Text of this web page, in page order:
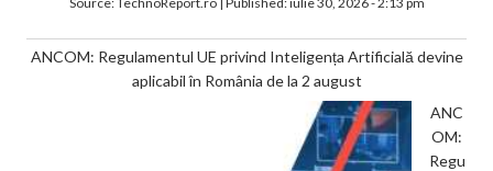
ANCOM: Regulamentul UE privind Inteligența Artificială devine
aplicabil în România de la 2 august
ANC
OM:
Regu